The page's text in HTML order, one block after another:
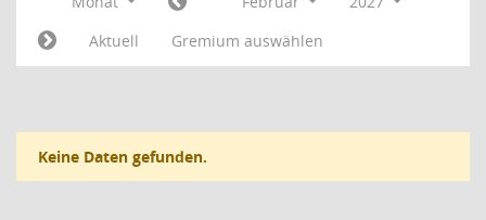
Aktuell
Gremium auswählen
Keine Daten gefunden.